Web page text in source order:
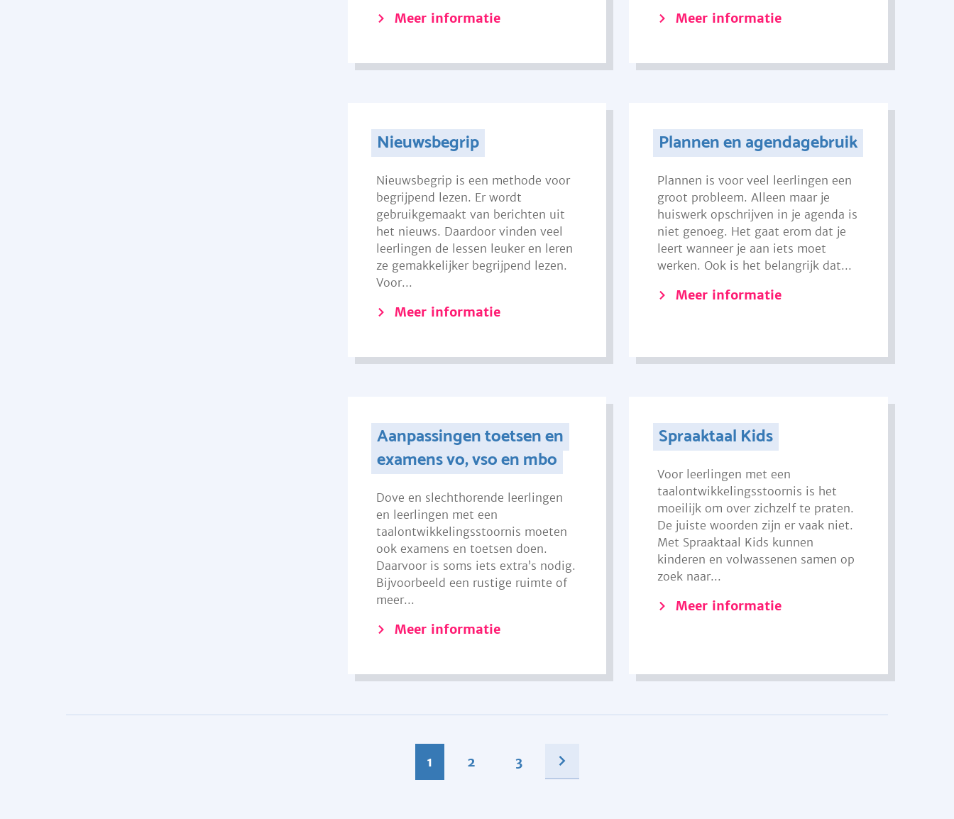
Meer informatie Meer informatie
Nieuwsbegrip
Nieuwsbegrip is een methode voor
begrijpend lezen. Er wordt
gebruikgemaakt van berichten uit
het nieuws. Daardoor vinden veel
leerlingen de lessen leuker en leren
ze gemakkelijker begrijpend lezen.
Voor...
Meer informatie
Plannen en agendagebruik
Plannen is voor veel leerlingen een
groot probleem. Alleen maar je
huiswerk opschrijven in je agenda is
niet genoeg. Het gaat erom dat je
leert wanneer je aan iets moet
werken. Ook is het belangrijk dat...
Meer informatie
Aanpassingen toetsen en
examens vo, vso en mbo
Dove en slechthorende leerlingen
en leerlingen met een
taalontwikkelingsstoornis moeten
ook examens en toetsen doen.
Daarvoor is soms iets extra’s nodig.
Bijvoorbeeld een rustige ruimte of
meer...
Meer informatie
Spraaktaal Kids
Voor leerlingen met een
taalontwikkelingsstoornis is het
moeilijk om over zichzelf te praten.
De juiste woorden zijn er vaak niet.
Met Spraaktaal Kids kunnen
kinderen en volwassenen samen op
zoek naar...
Meer informatie
1 2 3